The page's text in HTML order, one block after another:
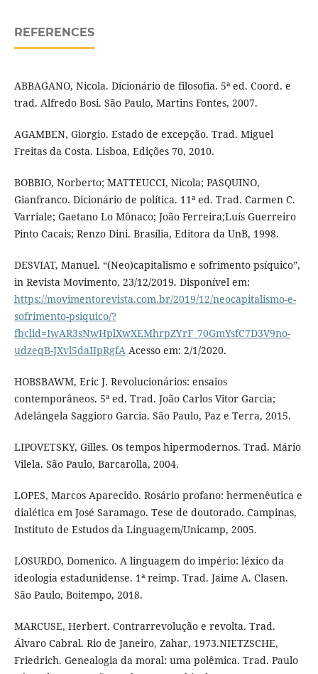
REFERENCES
ABBAGANO, Nicola. Dicionário de filosofia. 5ª ed. Coord. e
trad. Alfredo Bosi. São Paulo, Martins Fontes, 2007.
AGAMBEN, Giorgio. Estado de excepção. Trad. Miguel
Freitas da Costa. Lisboa, Edições 70, 2010.
BOBBIO, Norberto; MATTEUCCI, Nicola; PASQUINO,
Gianfranco. Dicionário de política. 11ª ed. Trad. Carmen C.
Varriale; Gaetano Lo Mônaco; João Ferreira;Luís Guerreiro
Pinto Cacais; Renzo Dini. Brasília, Editora da UnB, 1998.
DESVIAT, Manuel. “(Neo)capitalismo e sofrimento psíquico”,
in Revista Movimento, 23/12/2019. Disponível em:
https://movimentorevista.com.br/2019/12/neocapitalismo-e-
sofrimento-psiquico/?
fbclid=IwAR3sNwHplXwXEMhrpZYrF_70GmYsfC7D3V9no-
udzeqB-JXvl5daIIpRgfA Acesso em: 2/1/2020.
HOBSBAWM, Eric J. Revolucionários: ensaios
contemporâneos. 5ª ed. Trad. João Carlos Vitor Garcia;
Adelângela Saggioro Garcia. São Paulo, Paz e Terra, 2015.
LIPOVETSKY, Gilles. Os tempos hipermodernos. Trad. Mário
Vilela. São Paulo, Barcarolla, 2004.
LOPES, Marcos Aparecido. Rosário profano: hermenêutica e
dialética em José Saramago. Tese de doutorado. Campinas,
Instituto de Estudos da Linguagem/Unicamp, 2005.
LOSURDO, Domenico. A linguagem do império: léxico da
ideologia estadunidense. 1ª reimp. Trad. Jaime A. Clasen.
São Paulo, Boitempo, 2018.
MARCUSE, Herbert. Contrarrevolução e revolta. Trad.
Álvaro Cabral. Rio de Janeiro, Zahar, 1973.NIETZSCHE,
Friedrich. Genealogia da moral: uma polêmica. Trad. Paulo